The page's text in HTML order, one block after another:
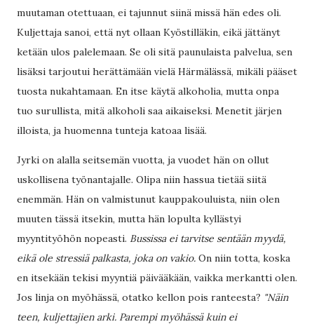
muutaman otettuaan, ei tajunnut siinä missä hän edes oli.
Kuljettaja sanoi, että nyt ollaan Kyöstilläkin, eikä jättänyt
ketään ulos palelemaan. Se oli sitä paunulaista palvelua, sen
lisäksi tarjoutui herättämään vielä Härmälässä, mikäli pääset
tuosta nukahtamaan. En itse käytä alkoholia, mutta onpa
tuo surullista, mitä alkoholi saa aikaiseksi. Menetit järjen
illoista, ja huomenna tunteja katoaa lisää.
Jyrki on alalla seitsemän vuotta, ja vuodet hän on ollut
uskollisena työnantajalle. Olipa niin hassua tietää siitä
enemmän. Hän on valmistunut kauppakouluista, niin olen
muuten tässä itsekin, mutta hän lopulta kyllästyi
myyntityöhön nopeasti. Bussissa ei tarvitse sentään myydä,
eikä ole stressiä palkasta, joka on vakio. On niin totta, koska
en itsekään tekisi myyntiä päivääkään, vaikka merkantti olen.
Jos linja on myöhässä, otatko kellon pois ranteesta? "Näin
teen, kuljettajien arki. Parempi myöhässä kuin ei